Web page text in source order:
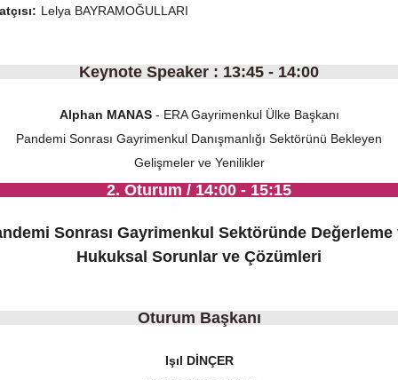
Lelya BAYRAMOĞULLARI
Keynote Speaker : 13:45 - 14:00
Alphan MANAS- ERA Gayrimenkul Ülke Başkanı
Pandemi Sonrası Gayrimenkul Danışmanlığı Sektörünü Bekleyen
Gelişmeler ve Yenilikler
2. Oturum / 14:00 - 15:15
Sonrası Gayrimenkul Sektöründe Değerleme
Hukuksal Sorunlar ve Çözümleri
Oturum Başkanı
Işıl DİNÇER